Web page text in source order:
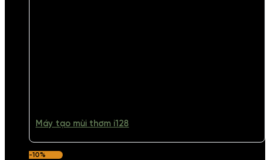
Máy tạo mùi thơm i128
-10%